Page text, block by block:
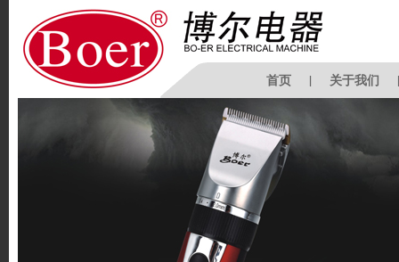
首页 | 关于我们 |